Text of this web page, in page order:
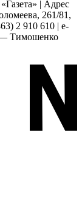
| Адрес
261/81,
2 910 610 | e-
— Тимошенко